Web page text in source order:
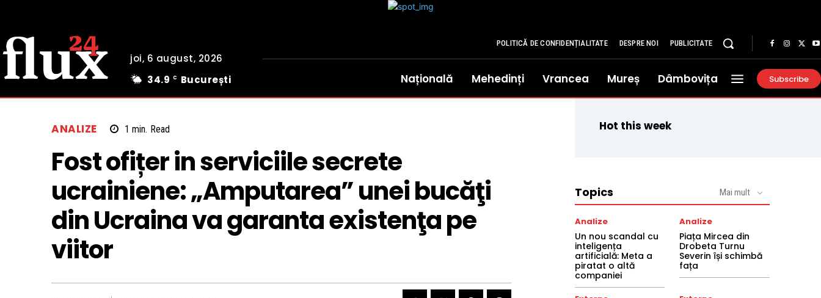
joi, 6 august, 2026
34.9 C București
POLITICĂ DE CONFIDENȚIALITATE DESPRE NOI PUBLICITATE
Națională Mehedinți Vrancea Mureș Dâmbovița Subscribe
ANALIZE 1 min. Read
Fost ofițer in serviciile secrete
ucrainiene: „Amputarea” unei bucăţi
din Ucraina va garanta existenţa pe
viitor
Hot this week
Topics Mai mult
Analize
Un nou scandal cu
inteligența
artificială: Meta a
piratat o altă
companiei
Analize
Piața Mircea din
Drobeta Turnu
Severin își schimbă
fața